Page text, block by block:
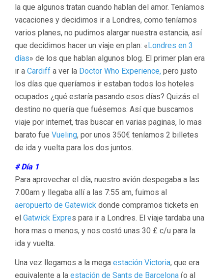
la que algunos tratan cuando hablan del amor. Teníamos
vacaciones y decidimos ir a Londres, como teníamos
varios planes, no pudimos alargar nuestra estancia, así
que decidimos hacer un viaje en plan: « Londres en 3
días» de los que hablan algunos blog. El primer plan era
ir a Cardiff a ver la Doctor Who Experience, pero justo
los días que queríamos ir estaban todos los hoteles
ocupados ¿qué estaría pasando esos días? Quizás el
destino no quería que fuésemos. Así que buscamos
viaje por internet, tras buscar en varias paginas, lo mas
barato fue Vueling, por unos 350€ teníamos 2 billetes
de ida y vuelta para los dos juntos.
# Día 1
Para aprovechar el día, nuestro avión despegaba a las
7:00am y llegaba allí a las 7:55 am, fuimos al
aeropuerto de Gatewick donde compramos tickets en
el Gatwick Expres para ir a Londres. El viaje tardaba una
hora mas o menos, y nos costó unas 30 £ c/u para la
ida y vuelta.
Una vez llegamos a la mega estación Victoria, que era
equivalente a la estación de Sants de Barcelona (o al